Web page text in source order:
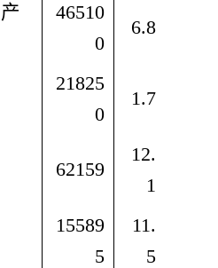
46510
0
6.8
21825
0
1.7
62159
12.
1
15589
5
11.
5